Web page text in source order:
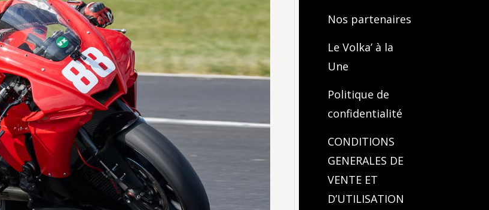
Nos partenaires
Le Volka’ à la
Une
Politique de
confidentialité
CONDITIONS
GENERALES DE
VENTE ET
D’UTILISATION